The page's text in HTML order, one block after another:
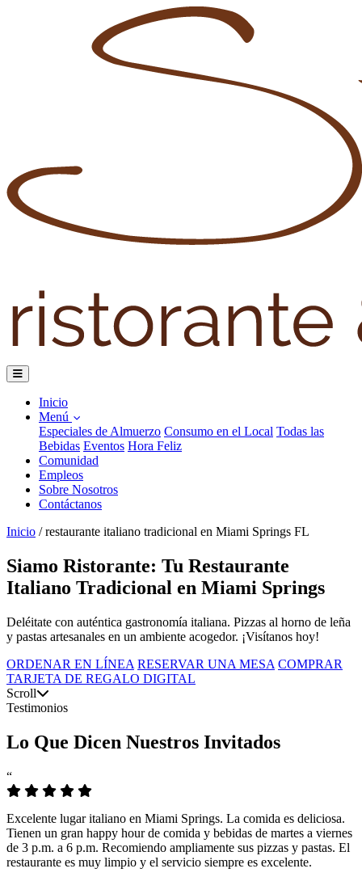
Inicio
Menú
Especiales de Almuerzo Consumo en el Local Todas las
Bebidas Eventos Hora Feliz
Comunidad
Empleos
Sobre Nosotros
Contáctanos
Inicio / restaurante italiano tradicional en Miami Springs FL
Siamo Ristorante: Tu Restaurante
Italiano Tradicional en Miami Springs
Deléitate con auténtica gastronomía italiana. Pizzas al horno de leña
y pastas artesanales en un ambiente acogedor. ¡Visítanos hoy!
ORDENAR EN LÍNEA RESERVAR UNA MESA COMPRAR
TARJETA DE REGALO DIGITAL
Scroll
Testimonios
Lo Que Dicen Nuestros Invitados
“
Excelente lugar italiano en Miami Springs. La comida es deliciosa.
Tienen un gran happy hour de comida y bebidas de martes a viernes
de 3 p.m. a 6 p.m. Recomiendo ampliamente sus pizzas y pastas. El
restaurante es muy limpio y el servicio siempre es excelente.